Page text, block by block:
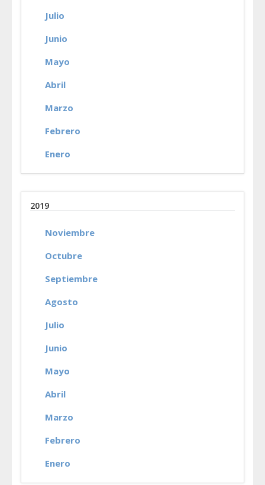
Julio
Junio
Mayo
Abril
Marzo
Febrero
Enero
2019
Noviembre
Octubre
Septiembre
Agosto
Julio
Junio
Mayo
Abril
Marzo
Febrero
Enero